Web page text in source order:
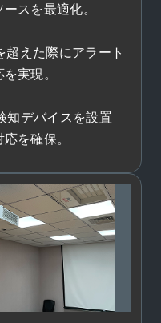
スを最適化。
えた際にアラート
実現。
知デバイスを設置
を確保。